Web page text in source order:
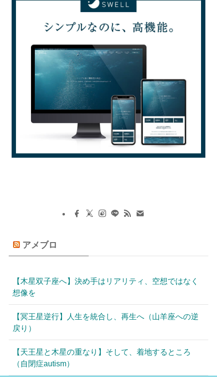
アメブロ
【木星双子座へ】決め手はリアリティ、空想ではなく
想像を
【冥王星逆行】人生を統合し、再生へ（山羊座への逆
戻り）
【天王星と木星の重なり】そして、着地するところ
（自閉症autism）